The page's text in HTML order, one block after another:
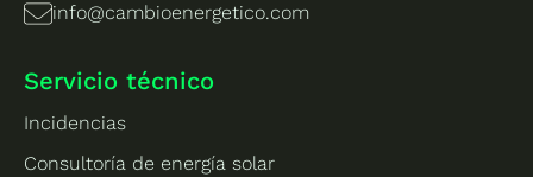
info@cambioenergetico.com
Servicio técnico
Incidencias
Consultoría de energía solar